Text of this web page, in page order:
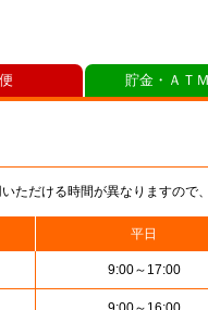
ただける時間が異なりますので
平日
9:00～17:00
貯金・ＡＴ